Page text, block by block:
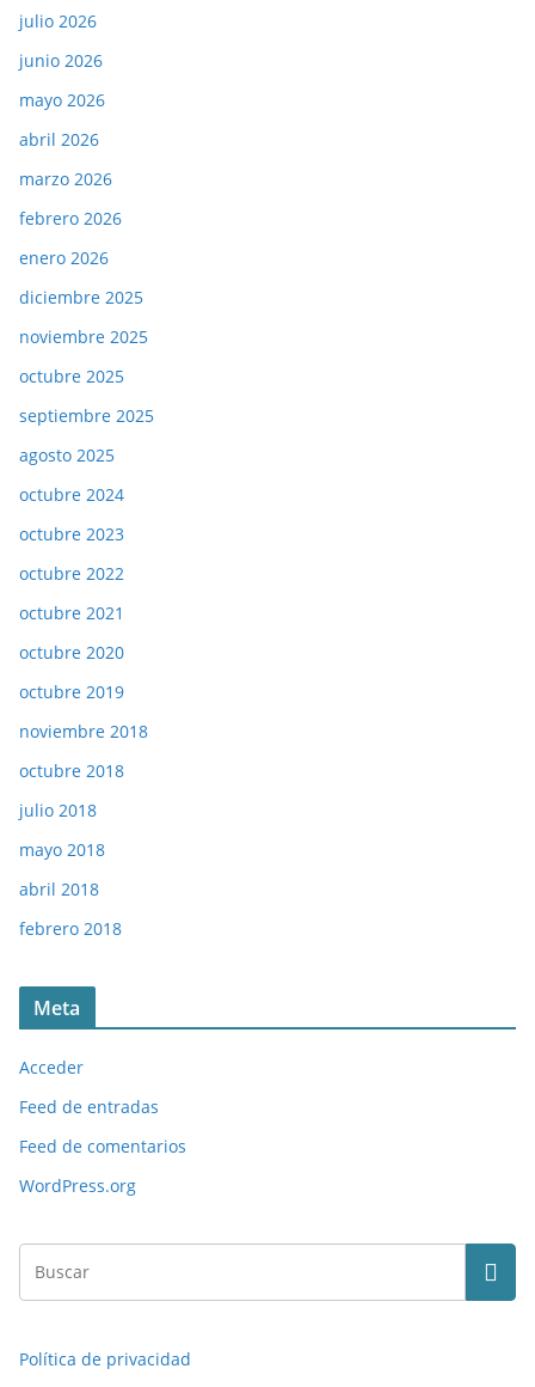
julio 2026
junio 2026
mayo 2026
abril 2026
marzo 2026
febrero 2026
enero 2026
diciembre 2025
noviembre 2025
octubre 2025
septiembre 2025
agosto 2025
octubre 2024
octubre 2023
octubre 2022
octubre 2021
octubre 2020
octubre 2019
noviembre 2018
octubre 2018
julio 2018
mayo 2018
abril 2018
febrero 2018
Meta
Acceder
Feed de entradas
Feed de comentarios
WordPress.org
Política de privacidad